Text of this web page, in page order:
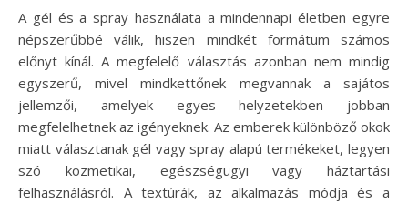
A gél és a spray használata a mindennapi életben egyre
népszerűbbé válik, hiszen mindkét formátum számos
előnyt kínál. A megfelelő választás azonban nem mindig
egyszerű, mivel mindkettőnek megvannak a sajátos
jellemzői, amelyek egyes helyzetekben jobban
megfelelhetnek az igényeknek. Az emberek különböző okok
miatt választanak gél vagy spray alapú termékeket, legyen
szó kozmetikai, egészségügyi vagy háztartási
felhasználásról. A textúrák, az alkalmazás módja és a